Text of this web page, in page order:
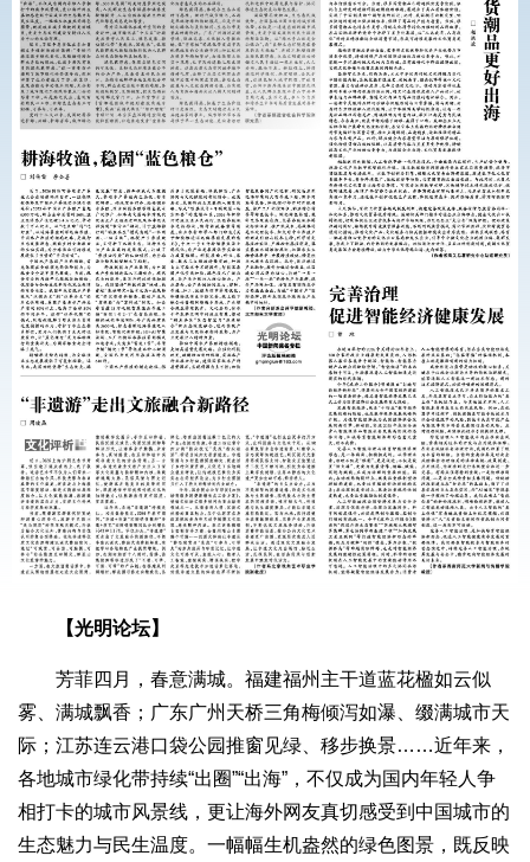
【光明论坛】
芳菲四月，春意满城。福建福州主干道蓝花楹如云似
雾、满城飘香；广东广州天桥三角梅倾泻如瀑、缀满城市天
际；江苏连云港口袋公园推窗见绿、移步换景……近年来，
各地城市绿化带持续“出圈”“出海”，不仅成为国内年轻人争
相打卡的城市风景线，更让海外网友真切感受到中国城市的
生态魅力与民生温度。一幅幅生机盎然的绿色图景，既反映